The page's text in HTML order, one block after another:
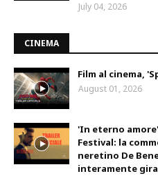
July 04, 2026
CINEMA
Film al cinema,
August 01, 2026
'In eterno
Festival: la
neretino De
interamente